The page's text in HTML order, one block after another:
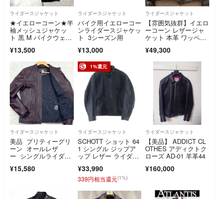
ライダースジャケット
★イエローコーン★半
袖メッシュジャケッ
ト 黒 M バイクウェ
rn ツーリングジャケ
ット
¥13,500
ライダースジャケット
バイク用イエローコー
ンライダースジャケッ
ト 3シーズン用
¥13,000
ライダースジャケット
【雰囲気抜群】イエロ
ーコーン レザージャ
ケット 本革 ワッペ
¥49,300
ライダースジャケット
美品 プリティーグリ
ーン オールレザ
ー シングルライダー
¥15,580
1%還元
ライダースジャケット
SCHOTT ショット 64
1 シングル ジップア
ップ レザー ライダー
ク
¥33,990
339円相当還元(1%)
ライダースジャケット
【美品】 ADDICT CL
OTHES アディクトク
ローズ AD-01 羊革44
¥160,000